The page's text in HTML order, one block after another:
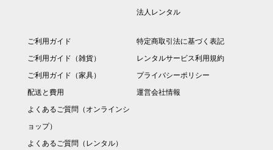
法人レンタル
ご利用ガイド
ご利用ガイド（雑貨）
ご利用ガイド（家具）
配送と費用
よくあるご質問（オンラインシ
ョップ）
よくあるご質問（レンタル）
特定商取引法に基づく表記
レンタルサービス利用規約
プライバシーポリシー
運営会社情報